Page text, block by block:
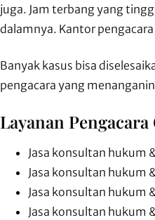
juga. Jam terbang yang
dalamnya. Kantor
Banyak kasus bisa
pengacara yang
Layanan
Jasa konsultan hukum
Jasa konsultan hukum
Jasa konsultan hukum
Jasa konsultan hukum